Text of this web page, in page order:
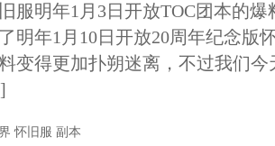
服明年1月3日开放TOC团本的
明年1月10日开放20周年纪念版
变得更加扑朔迷离，不过我们今
怀旧服 副本